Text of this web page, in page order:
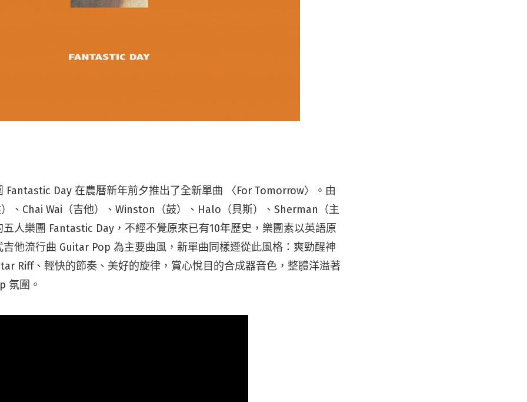
Fantastic Day 在農曆新年前夕推出了全新單曲 〈For Tomorrow〉。由
、Chai Wai（吉他）、Winston（鼓）、Halo（貝斯）、Sherman（主
人樂團 Fantastic Day，不經不覺原來已有10年歷史，樂團素以英語原
他流行曲 Guitar Pop 為主要曲風，新單曲同樣遵從此風格：爽勁醒神
Riff、輕快的節奏、美好的旋律，賞心悅目的合成器音色，整體洋溢著
氛圍。